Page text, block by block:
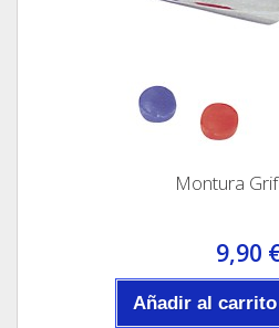
Montura
9,90
Añadir al carrito